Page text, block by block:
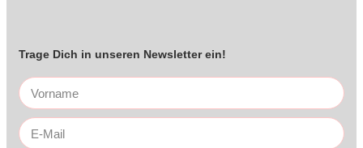
Trage Dich in unseren Newsletter ein!